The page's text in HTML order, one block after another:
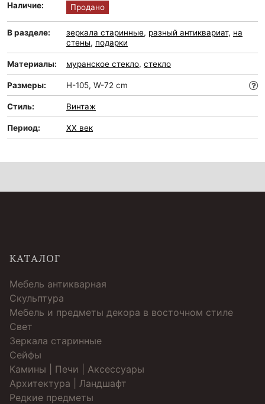
Наличие: Продано
В разделе: зеркала старинные, разный антиквариат, на
стены, подарки
Материалы: муранское стекло, стекло
Размеры: H-105, W-72 cm
Стиль: Винтаж
Период: XX век
КАТАЛОГ
Мебель антикварная
Скульптура
Мебель и предметы декора в восточном стиле
Свет
Зеркала старинные
Cейфы
Камины | Печи | Аксессуары
Архитектура | Ландшафт
Редкие предметы